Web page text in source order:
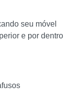
seu móvel
e por dentro